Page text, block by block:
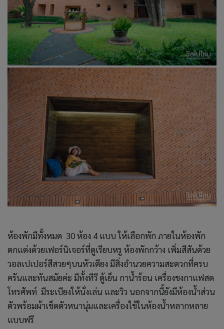
ห้องพักมีทั้งหมด 30 ห้อง 4 แบบ ให้เลือกพัก ภายในห้องพัก
ตกแต่งด้วยเฟอร์นิเจอร์ที่ดูเรียบหรู ห้องพักกว้าง เพิ่มสีสันด้วย
วอลเปเปอร์สีสวยๆบนหัวเตียง มีสิ่งอำนวยความสะดวกที่ครบ
ครันและทันสมัยค่ะ มีทั้งทีวี ตู้เย็น กาน้ำร้อน เครื่องชงกาแฟสด
โทรศัพท์ มีระเบียงให้นั่งเล่น และวิว นอกจากนี้ยังมีห้องน้ำส่วน
ตัวพร้อมผ้าเช็ดตัวหนานุ่มและเครื่องใช้ในห้องน้ำหลากหลาย
แบบฟรี